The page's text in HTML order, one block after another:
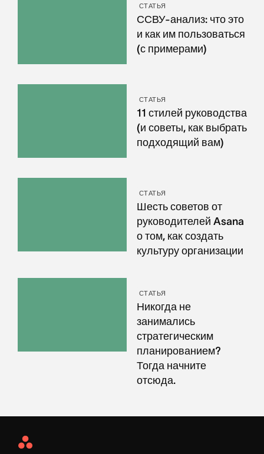
СТАТЬЯ
ССВУ-анализ: что это
и как им пользоваться
(с примерами)
СТАТЬЯ
11 стилей руководства
(и советы, как выбрать
подходящий вам)
СТАТЬЯ
Шесть советов от
руководителей Asana
о том, как создать
культуру организации
СТАТЬЯ
Никогда не
занимались
стратегическим
планированием?
Тогда начните
отсюда.
Asana